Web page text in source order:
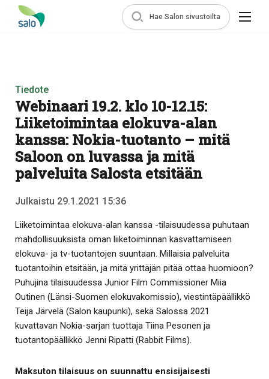
Hae Salon sivustoilta
Tiedote
Webinaari 19.2. klo 10-12.15:
Liiketoimintaa elokuva-alan
kanssa: Nokia-tuotanto – mitä
Saloon on luvassa ja mitä
palveluita Salosta etsitään
Julkaistu 29.1.2021 15:36
Liiketoimintaa elokuva-alan kanssa -tilaisuudessa puhutaan
mahdollisuuksista oman liiketoiminnan kasvattamiseen
elokuva- ja tv-tuotantojen suuntaan. Millaisia palveluita
tuotantoihin etsitään, ja mitä yrittäjän pitää ottaa huomioon?
Puhujina tilaisuudessa Junior Film Commissioner Miia
Outinen (Länsi-Suomen elokuvakomissio), viestintäpäällikkö
Teija Järvelä (Salon kaupunki), sekä Salossa 2021
kuvattavan Nokia-sarjan tuottaja Tiina Pesonen ja
tuotantopäällikkö Jenni Ripatti (Rabbit Films).
Maksuton tilaisuus on suunnattu ensisijaisesti